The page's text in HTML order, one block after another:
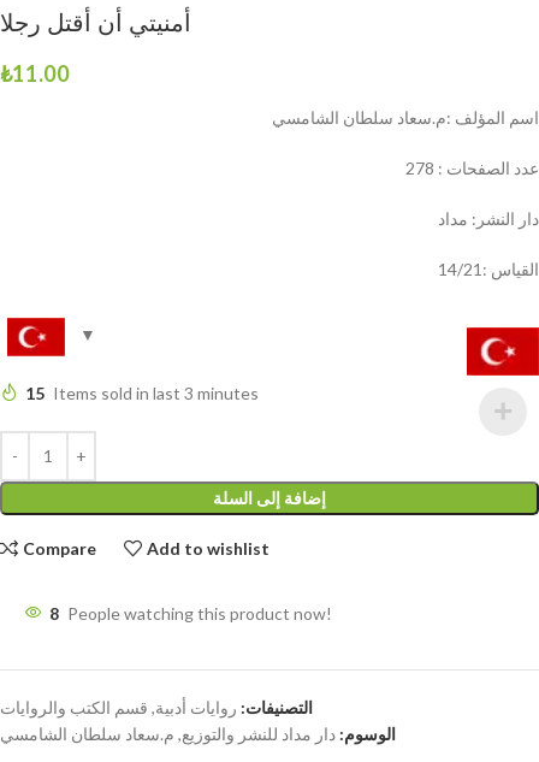
أمنيتي أن أقتل رجلا
₺11.00
اسم المؤلف :م.سعاد سلطان الشامسي
عدد الصفحات : 278
دار النشر: مداد
القياس :14/21
15 Items sold in last 3 minutes
إضافة إلى السلة
Compare Add to wishlist
8 People watching this product now!
التصنيفات: روايات أدبية, قسم الكتب والروايات
الوسوم: دار مداد للنشر والتوزيع, م.سعاد سلطان الشامسي